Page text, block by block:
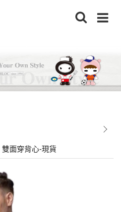
雙面穿背心-現貨